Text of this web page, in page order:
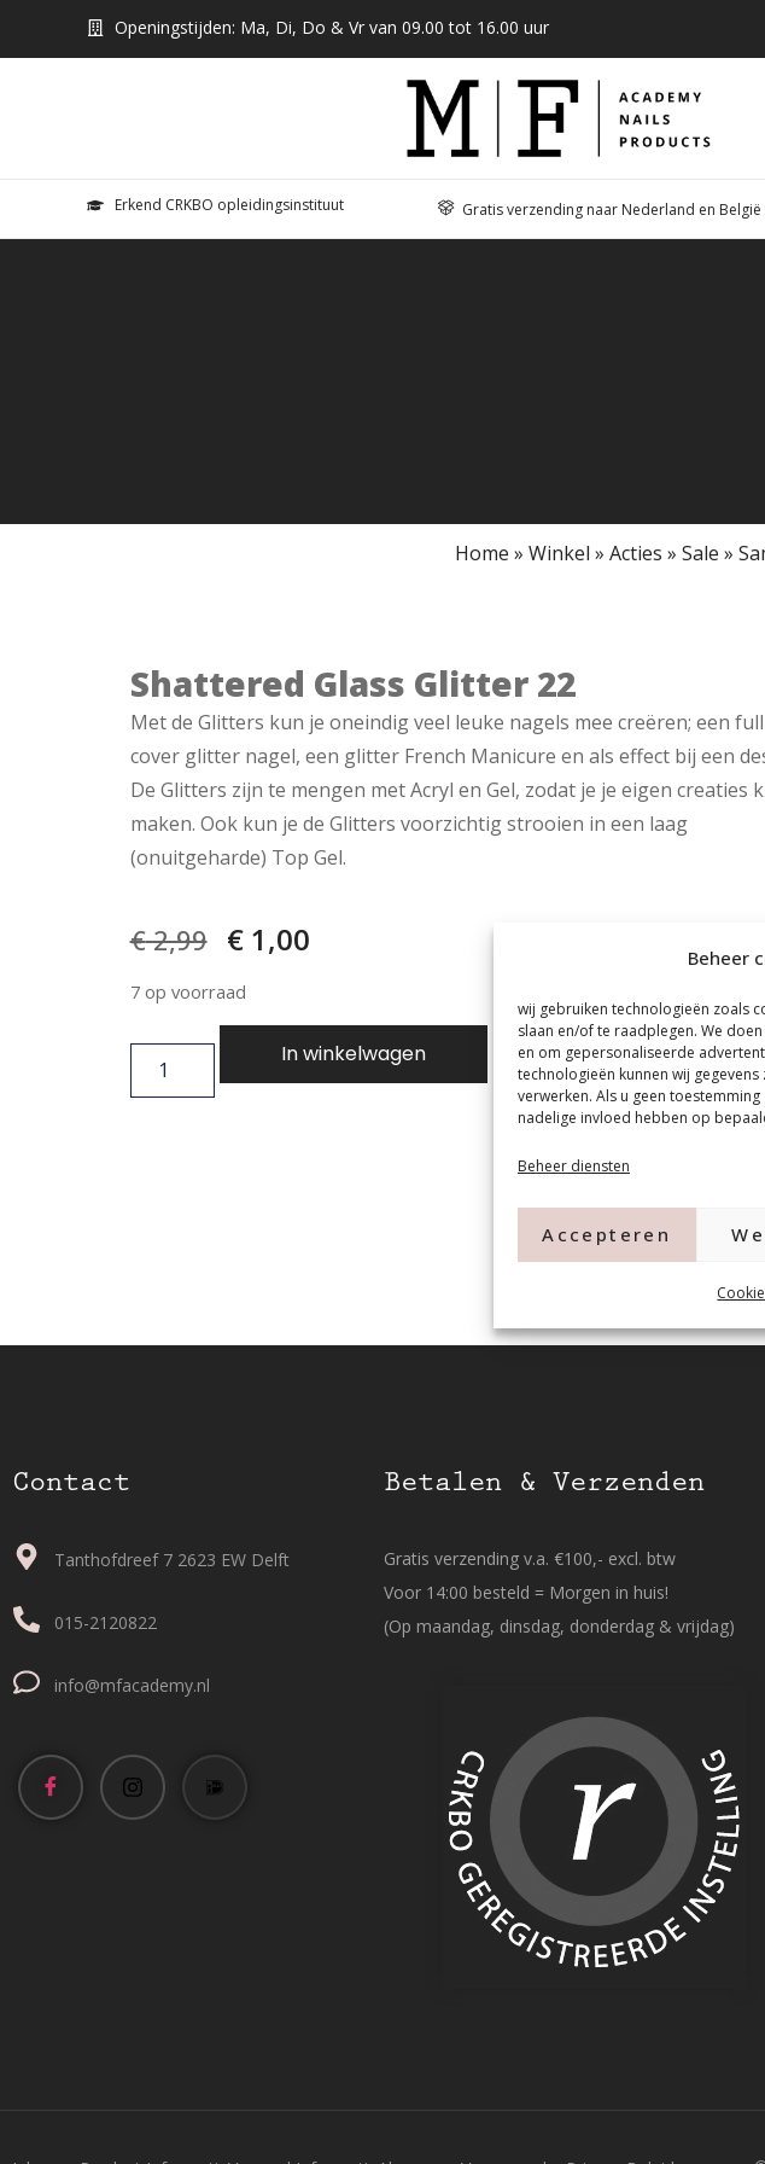
Beheer
wij gebruiken technologieën zoals
slaan en/of te raadplegen. We
en om gepersonaliseerde
technologieën kunnen wij
verwerken. Als u geen
nadelige invloed hebben op
Beheer diensten
Accepteren
Openingstijden: Ma, Di, Do & Vr van 09.00 tot 16.00 uur
Erkend CRKBO opleidingsinstituut Gratis verzending naar Nederland en België
Home » Winkel » Acties » Sale »
Shattered Glass Glitter 22
Met de Glitters kun je oneindig veel leuke nagels mee creëren; een full
cover glitter nagel, een glitter French Manicure en als effect bij een
De Glitters zijn te mengen met Acryl en Gel, zodat je je eigen creaties
maken. Ook kun je de Glitters voorzichtig strooien in een laag
(onuitgeharde) Top Gel.
€2,99 €1,00
7 op voorraad
In winkelwagen
Contact
Tanthofdreef 7 2623 EW Delft
015-2120822
info@mfacademy.nl
Betalen & Verzenden
Gratis verzending v.a. €100,- excl. btw
Voor 14:00 besteld = Morgen in huis!
(Op maandag, dinsdag, donderdag & vrijdag)